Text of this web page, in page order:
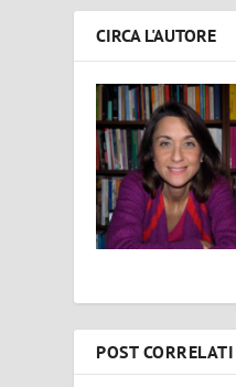
CIRCA L'AUTORE
POST CORRELATI